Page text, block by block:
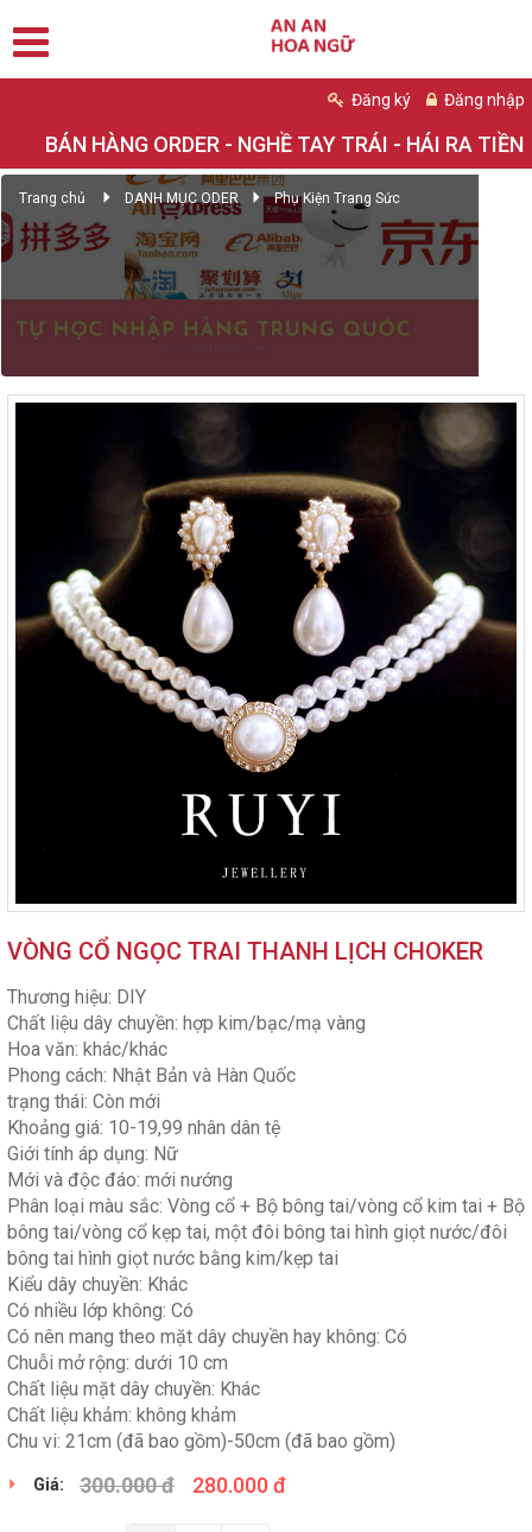
Đăng ký Đăng nhập
BÁN HÀNG ORDER - NGHỀ TAY TRÁI - HÁI RA TIỀN
Trang chủ DANH MỤC ODER Phụ Kiện Trang Sức
VÒNG CỔ NGỌC TRAI THANH LỊCH CHOKER
Thương hiệu: DIY
Chất liệu dây chuyền: hợp kim/bạc/mạ vàng
Hoa văn: khác/khác
Phong cách: Nhật Bản và Hàn Quốc
trạng thái: Còn mới
Khoảng giá: 10-19,99 nhân dân tệ
Giới tính áp dụng: Nữ
Mới và độc đáo: mới nướng
Phân loại màu sắc: Vòng cổ + Bộ bông tai/vòng cổ kim tai + Bộ
bông tai/vòng cổ kẹp tai, một đôi bông tai hình giọt nước/đôi
bông tai hình giọt nước bằng kim/kẹp tai
Kiểu dây chuyền: Khác
Có nhiều lớp không: Có
Có nên mang theo mặt dây chuyền hay không: Có
Chuỗi mở rộng: dưới 10 cm
Chất liệu mặt dây chuyền: Khác
Chất liệu khảm: không khảm
Chu vi: 21cm (đã bao gồm)-50cm (đã bao gồm)
Giá: 300.000 đ 280.000 đ